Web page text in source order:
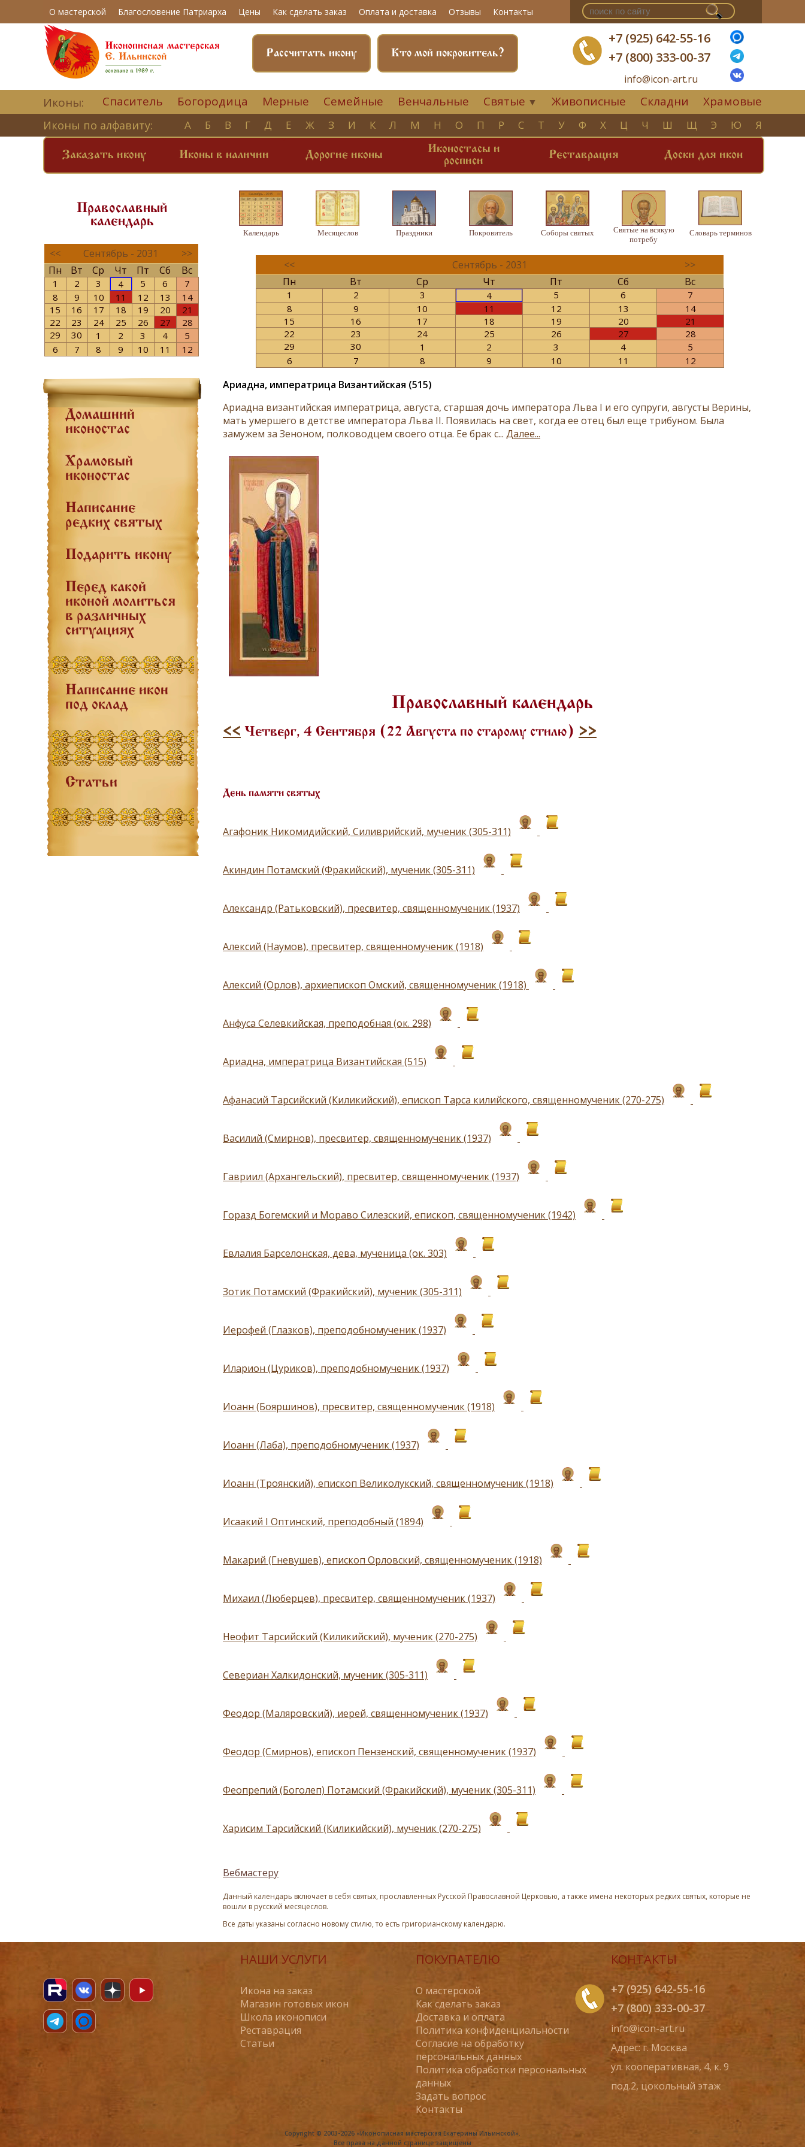
О мастерской Благословение Патриарха Цены Как сделать заказ Оплата и доставка Отзывы Контакты
+7 (925) 642-55-16
+7 (800) 333-00-37
info@icon-art.ru
Кто мой покровитель?
Рассчитать икону
Иконы: Спаситель Богородица Мерные Семейные Венчальные Святые ▼ Живописные Складни Храмовые
Иконы по алфавиту: А Б В Г Д Е Ж З И К Л М Н О П Р С Т У Ф Х Ц Ч Ш Щ Э Ю Я
Заказать икону Иконы в наличии Дорогие иконы
Иконостасы и
росписи
Реставрация Доски для икон
Православный
календарь
<< Сентябрь - 2031
>>
Пн
Вт Ср Чт Пт Сб Вс
1 2 3 4 5 6
7
8
9 10 11 12 13
14
15
16 17 18 19 20
21
22
23 24 25 26 27
28
29
30 1 2 3 4
5
6
7 8 9 10 11 12
Домашний
иконостас
Храмовый
иконостас
Написание
редких святых
Подарить икону
Перед какой
иконой молиться
в различных
ситуациях
Написание икон
под оклад
Статьи
Календарь Месяцеслов Праздники Покровитель Соборы святых
Святые на всякую
потребу
Словарь терминов
<< Сентябрь - 2031
>>
Пн
Вт Ср Чт Пт Сб Вс
1 2 3 4 5 6
7
8
9 10 11 12 13
14
15
16 17 18 19 20
21
22
23 24 25 26 27
28
29
30 1 2 3 4
5
6
7 8 9 10 11 12
Ариадна, императрица Византийская (515)
Ариадна византийская императрица, августа, старшая дочь императора Льва I и его супруги, августы Верины,
мать умершего в детстве императора Льва II. Появилась на свет, когда ее отец был еще трибуном. Была
замужем за Зеноном, полководцем своего отца. Ее брак с... Далее...
Православный календарь
<< Четверг, 4 Сентября (22 Августа по старому стилю) >>
День памяти святых
Агафоник Никомидийский, Силиврийский, мученик (305-311)
Акиндин Потамский (Фракийский), мученик (305-311)
Александр (Ратьковский), пресвитер, священномученик (1937)
Алексий (Наумов), пресвитер, священномученик (1918)
Алексий (Орлов), архиепископ Омский, священномученик (1918)
Анфуса Селевкийская, преподобная (ок. 298)
Ариадна, императрица Византийская (515)
Афанасий Тарсийский (Киликийский), епископ Тарса килийского, священномученик (270-275)
Василий (Смирнов), пресвитер, священномученик (1937)
Гавриил (Архангельский), пресвитер, священномученик (1937)
Горазд Богемский и Мораво Силезский, епископ, священномученик (1942)
Евлалия Барселонская, дева, мученица (ок. 303)
Зотик Потамский (Фракийский), мученик (305-311)
Иерофей (Глазков), преподобномученик (1937)
Иларион (Цуриков), преподобномученик (1937)
Иоанн (Бояршинов), пресвитер, священномученик (1918)
Иоанн (Лаба), преподобномученик (1937)
Иоанн (Троянский), епископ Великолукский, священномученик (1918)
Исаакий I Оптинский, преподобный (1894)
Макарий (Гневушев), епископ Орловский, священномученик (1918)
Михаил (Люберцев), пресвитер, священномученик (1937)
Неофит Тарсийский (Киликийский), мученик (270-275)
Севериан Халкидонский, мученик (305-311)
Феодор (Маляровский), иерей, священномученик (1937)
Феодор (Смирнов), епископ Пензенский, священномученик (1937)
Феопрепий (Боголеп) Потамский (Фракийский), мученик (305-311)
Харисим Тарсийский (Киликийский), мученик (270-275)
Вебмастеру
Данный календарь включает в себя святых, прославленных Русской Православной Церковью, а также имена некоторых редких святых, которые не
вошли в русский месяцеслов.
Все даты указаны согласно новому стилю, то есть григорианскому календарю.
НАШИ УСЛУГИ
Икона на заказ
Магазин готовых икон
Школа иконописи
Реставрация
Статьи
ПОКУПАТЕЛЮ
О мастерской
Как сделать заказ
Доставка и оплата
Политика конфиденциальности
Согласие на обработку
персональных данных
Политика обработки персональных
данных
Задать вопрос
Контакты
КОНТАКТЫ
+7 (925) 642-55-16
+7 (800) 333-00-37
info@icon-art.ru
Адрес: г. Москва
ул. кооперативная, 4, к. 9
под.2, цокольный этаж
Copyright © 2003-2026 «Иконописная мастерская Екатерины Ильинской».
Все права на данной странице защищены